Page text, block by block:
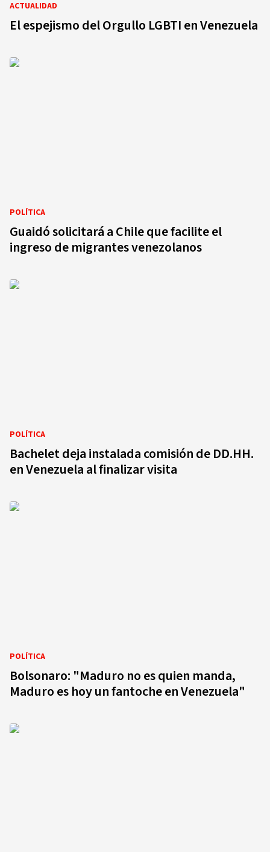
ACTUALIDAD
El espejismo del Orgullo LGBTI en Venezuela
POLÍTICA
Guaidó solicitará a Chile que facilite el
ingreso de migrantes venezolanos
POLÍTICA
Bachelet deja instalada comisión de DD.HH.
en Venezuela al finalizar visita
POLÍTICA
Bolsonaro: "Maduro no es quien manda,
Maduro es hoy un fantoche en Venezuela"